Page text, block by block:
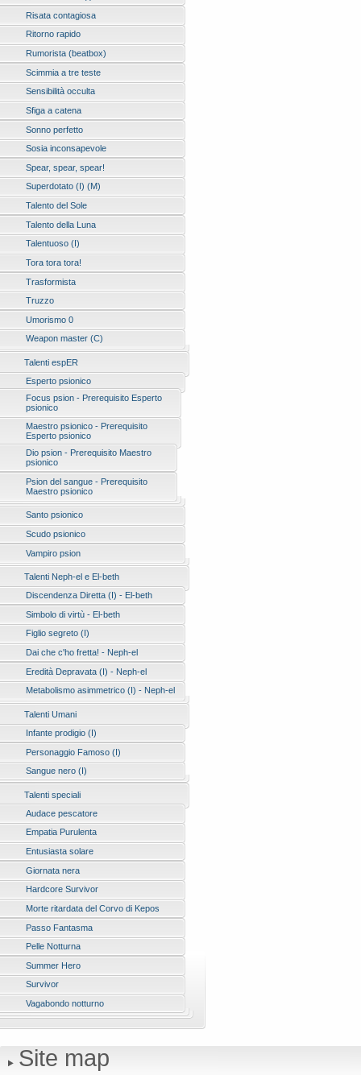
Risata contagiosa
Ritorno rapido
Rumorista (beatbox)
Scimmia a tre teste
Sensibilità occulta
Sfiga a catena
Sonno perfetto
Sosia inconsapevole
Spear, spear, spear!
Superdotato (I) (M)
Talento del Sole
Talento della Luna
Talentuoso (I)
Tora tora tora!
Trasformista
Truzzo
Umorismo 0
Weapon master (C)
Talenti espER
Esperto psionico
Focus psion - Prerequisito Esperto
psionico
Maestro psionico - Prerequisito
Esperto psionico
Dio psion - Prerequisito Maestro
psionico
Psion del sangue - Prerequisito
Maestro psionico
Santo psionico
Scudo psionico
Vampiro psion
Talenti Neph-el e El-beth
Discendenza Diretta (I) - El-beth
Simbolo di virtù - El-beth
Figlio segreto (I)
Dai che c'ho fretta! - Neph-el
Eredità Depravata (I) - Neph-el
Metabolismo asimmetrico (I) - Neph-el
Talenti Umani
Infante prodigio (I)
Personaggio Famoso (I)
Sangue nero (I)
Talenti speciali
Audace pescatore
Empatia Purulenta
Entusiasta solare
Giornata nera
Hardcore Survivor
Morte ritardata del Corvo di Kepos
Passo Fantasma
Pelle Notturna
Summer Hero
Survivor
Vagabondo notturno
Site map